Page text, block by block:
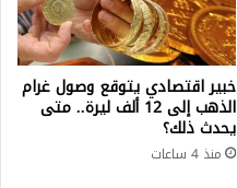
خبير اقتصادي يتوقع وصول غرام
الذهب إلى 12 ألف ليرة.. متى
يحدث ذلك؟
منذ 4 ساعات